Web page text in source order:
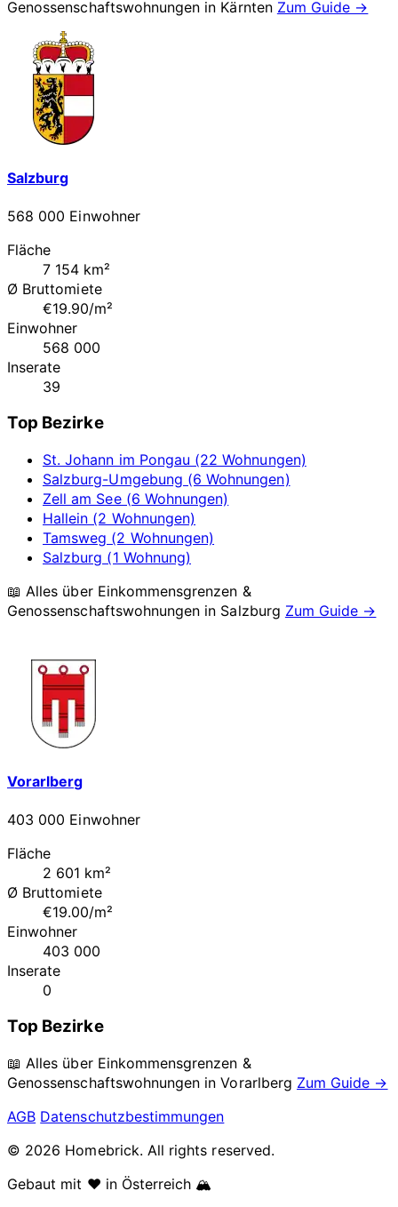
Genossenschaftswohnungen in Kärnten Zum Guide →
Salzburg
568 000 Einwohner
Fläche
7 154 km²
Ø Bruttomiete
€19.90/m²
Einwohner
568 000
Inserate
39
Top Bezirke
St. Johann im Pongau (22 Wohnungen)
Salzburg-Umgebung (6 Wohnungen)
Zell am See (6 Wohnungen)
Hallein (2 Wohnungen)
Tamsweg (2 Wohnungen)
Salzburg (1 Wohnung)
📖 Alles über Einkommensgrenzen &
Genossenschaftswohnungen in Salzburg Zum Guide →
Vorarlberg
403 000 Einwohner
Fläche
2 601 km²
Ø Bruttomiete
€19.00/m²
Einwohner
403 000
Inserate
0
Top Bezirke
📖 Alles über Einkommensgrenzen &
Genossenschaftswohnungen inVorarlberg Zum Guide →
AGB Datenschutzbestimmungen
© 2026 Homebrick. All rights reserved.
Gebaut mit ❤️ in Österreich 🏔️